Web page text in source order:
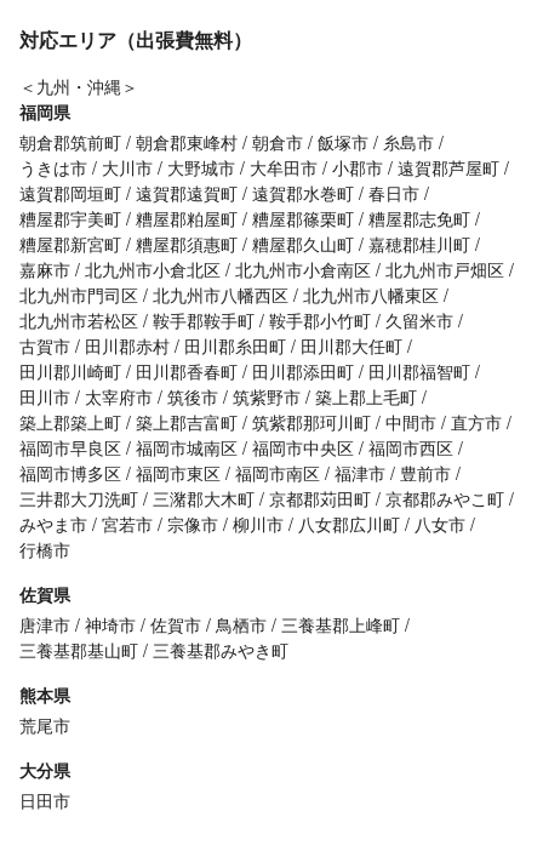
対応エリア（出張費無料）
＜九州・沖縄＞
福岡県
朝倉郡筑前町 朝倉郡東峰村 朝倉市 飯塚市
糸島市
うきは市
大川市 大野城市 大牟田市 小郡市 遠賀郡芦屋町
遠賀郡岡垣町 遠賀郡遠賀町 遠賀郡水巻町 春日市
糟屋郡宇美町 糟屋郡粕屋町 糟屋郡篠栗町 糟屋郡志免町
糟屋郡新宮町 糟屋郡須惠町 糟屋郡久山町 嘉穂郡桂川町
嘉麻市 北九州市小倉北区 北九州市小倉南区 北九州市戸畑区
北九州市門司区 北九州市八幡西区 北九州市八幡東区
北九州市若松区 鞍手郡鞍手町 鞍手郡小竹町
久留米市
古賀市
田川郡赤村 田川郡糸田町
田川郡大任町
田川郡川崎町
田川郡香春町 田川郡添田町
田川郡福智町
田川市
太宰府市 筑後市 筑紫野市 築上郡上毛町
築上郡築上町 築上郡吉富町 筑紫郡那珂川町 中間市 直方市
福岡市早良区 福岡市城南区 福岡市中央区 福岡市西区
福岡市博多区 福岡市東区 福岡市南区 福津市
豊前市
三井郡大刀洗町 三潴郡大木町 京都郡苅田町 京都郡みやこ町
みやま市 宮若市 宗像市 柳川市 八女郡広川町
八女市
行橋市
佐賀県
唐津市 神埼市 佐賀市 鳥栖市 三養基郡上峰町
三養基郡基山町 三養基郡みやき町
熊本県
荒尾市
大分県
日田市